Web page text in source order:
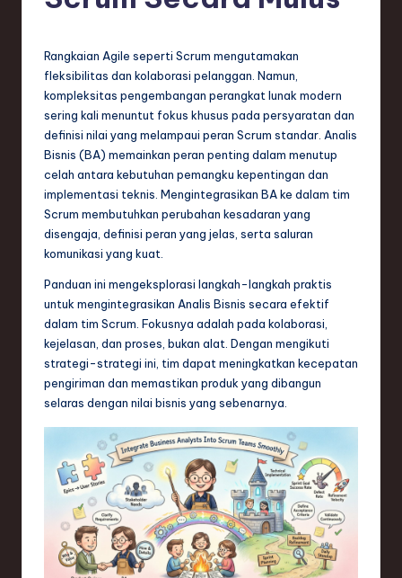
L
T
Rangkaian Agile seperti Scrum mengutamakan
fleksibilitas dan kolaborasi pelanggan. Namun,
kompleksitas pengembangan perangkat lunak modern
sering kali menuntut fokus khusus pada persyaratan dan
definisi nilai yang melampaui peran Scrum standar. Analis
Bisnis (BA) memainkan peran penting dalam menutup
celah antara kebutuhan pemangku kepentingan dan
implementasi teknis. Mengintegrasikan BA ke dalam tim
Scrum membutuhkan perubahan kesadaran yang
disengaja, definisi peran yang jelas, serta saluran
komunikasi yang kuat.
Panduan ini mengeksplorasi langkah-langkah praktis
untuk mengintegrasikan Analis Bisnis secara efektif
dalam tim Scrum. Fokusnya adalah pada kolaborasi,
kejelasan, dan proses, bukan alat. Dengan mengikuti
strategi-strategi ini, tim dapat meningkatkan kecepatan
pengiriman dan memastikan produk yang dibangun
selaras dengan nilai bisnis yang sebenarnya.